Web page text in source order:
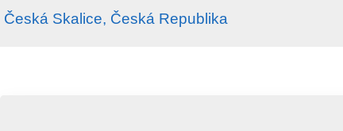
Česká Skalice, Česká Republika